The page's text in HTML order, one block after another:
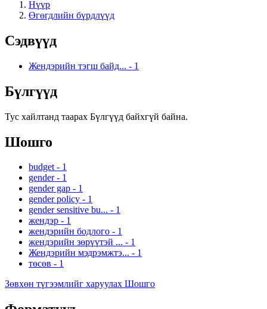
Нүүр
Өгөгдлийн бүрдлүүд
Сэдвүүд
Жендэрийн тэгш байд... - 1
Бүлгүүд
Тус хайлтанд таарах Бүлгүүд байхгүй байна.
Шошго
budget - 1
gender - 1
gender gap - 1
gender policy - 1
gender sensitive bu... - 1
жендэр - 1
жендэрийн бодлого - 1
жендэрийн зөрүүтэй ... - 1
Жендэрийн мэдрэмжтэ... - 1
төсөв - 1
Зөвхөн түгээмлийг харуулах Шошго